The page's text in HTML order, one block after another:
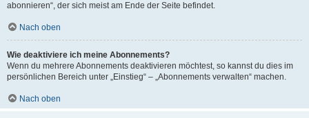
abonnieren“, der sich meist am Ende der Seite befindet.
Nach oben
Wie deaktiviere ich meine Abonnements?
Wenn du mehrere Abonnements deaktivieren möchtest, so kannst du dies im
persönlichen Bereich unter „Einstieg“ – „Abonnements verwalten“ machen.
Nach oben